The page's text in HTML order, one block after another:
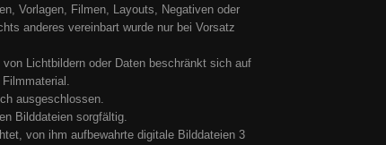
Vorlagen, Filmen, Layouts, Negativen oder
anderes vereinbart wurde nur bei Vorsatz
Lichtbildern oder Daten beschränkt sich auf
ausgeschlossen.
Bilddateien sorgfältig.
von ihm aufbewahrte digitale Bilddateien 3